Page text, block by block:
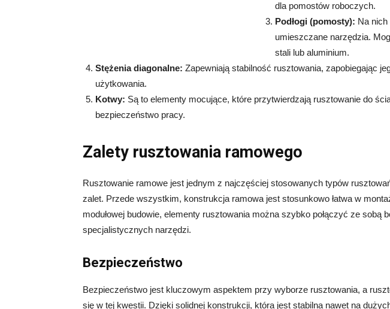
dla pomostów roboczych.
Podłogi (pomosty): Na
umieszczane narzędzia.
stali lub aluminium.
Stężenia diagonalne: Zapewniają stabilność rusztowania, zapobiegając
użytkowania.
Kotwy: Są to elementy mocujące, które przytwierdzają rusztowanie do
bezpieczeństwo pracy.
Zalety rusztowania ramowego
Rusztowanie ramowe jest jednym z najczęściej stosowanych typów
zalet. Przede wszystkim, konstrukcja ramowa jest stosunkowo łatwa w
modułowej budowie, elementy rusztowania można szybko połączyć ze sobą
specjalistycznych narzędzi.
Bezpieczeństwo
Bezpieczeństwo jest kluczowym aspektem przy wyborze rusztowania, a
się w tej kwestii. Dzięki solidnej konstrukcji, która jest stabilna nawet na